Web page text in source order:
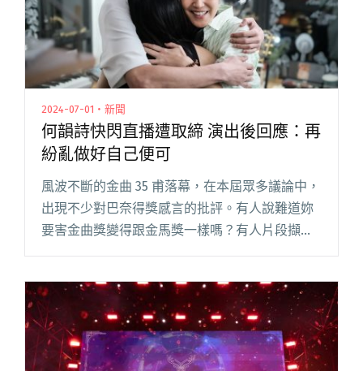
2024-07-01・新聞
何韻詩快閃直播遭取締 演出後回應：再
紛亂做好自己便可
風波不斷的金曲 35 甫落幕，在本屆眾多議論中，
出現不少對巴奈得獎感言的批評。有人說難道妳
要害金曲獎變得跟金馬獎一樣嗎？有人片段擷取
讀全文 "何韻詩快閃直播遭取締 演出後回應：再
紛亂做好自己便可"